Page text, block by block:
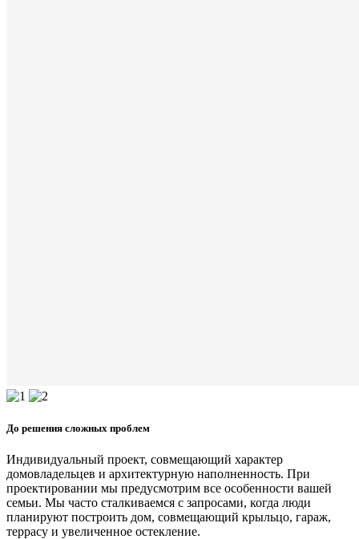
До решения сложных проблем
Индивидуальный проект, совмещающий характер
домовладельцев и архитектурную наполненность. При
проектировании мы предусмотрим все особенности вашей
семьи. Мы часто сталкиваемся с запросами, когда люди
планируют построить дом, совмещающий крыльцо, гараж,
террасу и увеличенное остекление.